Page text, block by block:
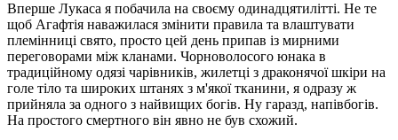
Вперше Лукаса я побачила на своєму одинадцятилітті. Не те
щоб Агафтія наважилася змінити правила та влаштувати
племінниці свято, просто цей день припав із мирними
переговорами між кланами. Чорноволосого юнака в
традиційному одязі чарівників, жилетці з драконячої шкіри на
голе тіло та широких штанях з м'якої тканини, я одразу ж
прийняла за одного з найвищих богів. Ну гаразд, напівбогів.
На простого смертного він явно не був схожий.